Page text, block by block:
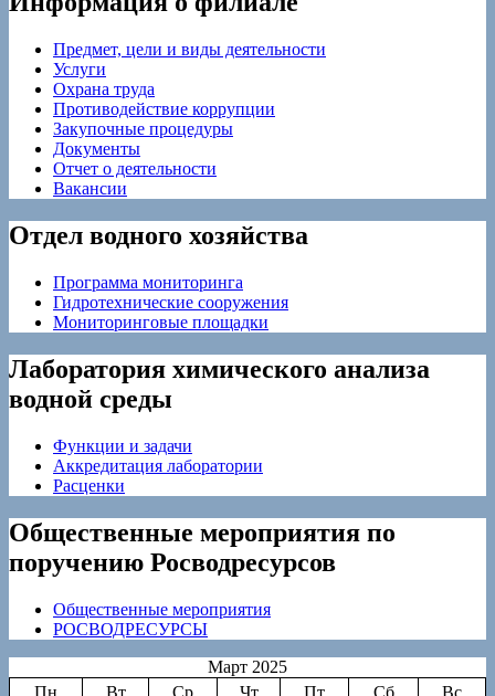
Предмет, цели и виды деятельности
Услуги
Охрана труда
Противодействие коррупции
Закупочные процедуры
Документы
Отчет о деятельности
Вакансии
Отдел водного хозяйства
Программа мониторинга
Гидротехнические сооружения
Мониторинговые площадки
Лаборатория химического анализа
водной среды
Функции и задачи
Аккредитация лаборатории
Расценки
Общественные мероприятия по
поручению Росводресурсов
Общественные мероприятия
РОСВОДРЕСУРСЫ
Март 2025
Пн
Вт Ср Чт Пт Сб Вс